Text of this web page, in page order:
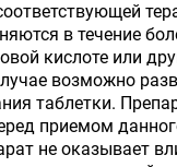
в течение
кислоте или
возможно
таблетки.
приемом
не оказывает